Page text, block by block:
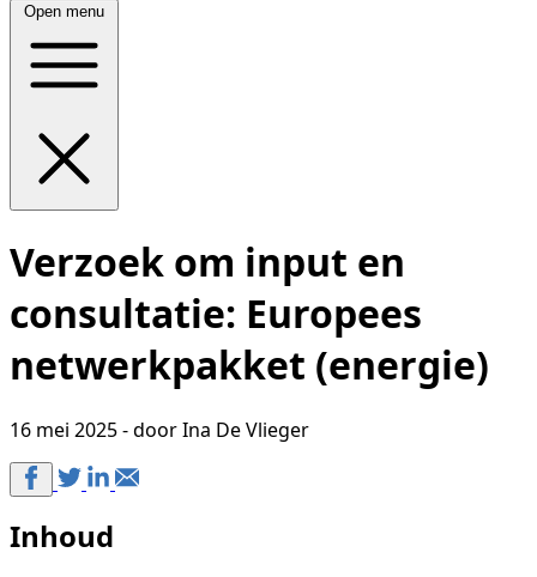
Open menu
Verzoek om input en
consultatie: Europees
netwerkpakket (energie)
16 mei 2025 - door Ina De Vlieger
Inhoud